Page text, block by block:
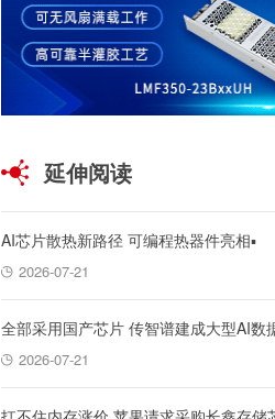
延伸阅读
AI芯片散热新路径 可编程热器件亮相▪
2026-07-21
全部采用国产芯片 传智谱建成大型AI数
2026-07-21